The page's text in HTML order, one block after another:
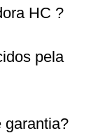
HC ?
pela
garantia?